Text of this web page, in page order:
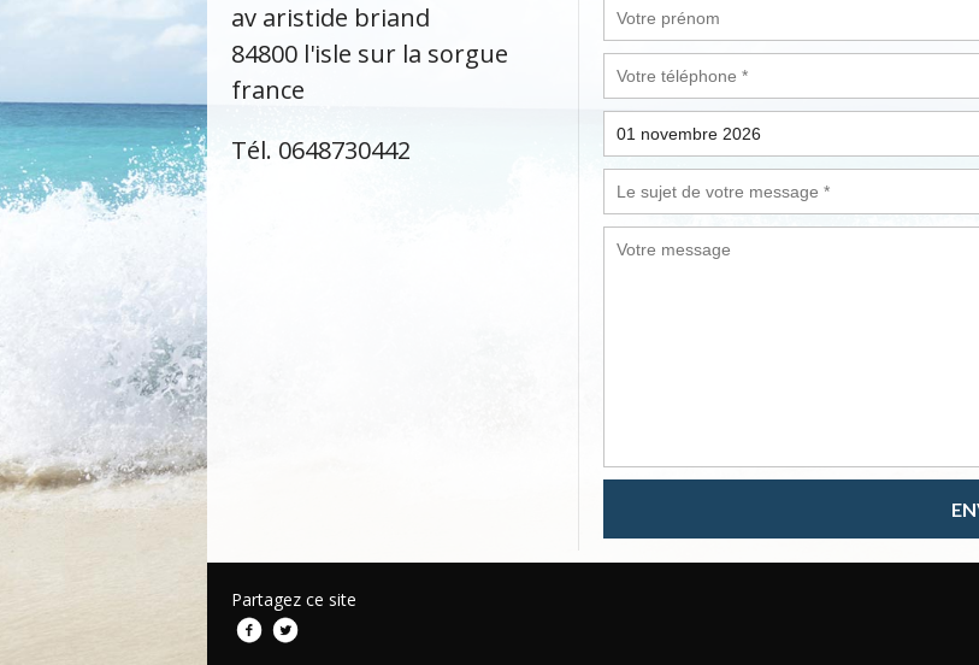
av aristide briand
84800 l'isle sur la sorgue
france
Tél. 0648730442
Partagez ce site